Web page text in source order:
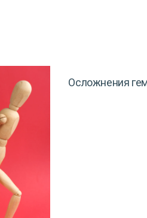
Осложнения